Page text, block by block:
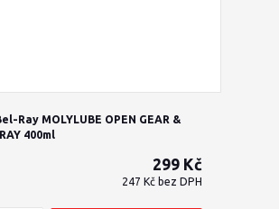
Ray MOLYLUBE OPEN GEAR &
400ml
299 Kč
247 Kč bez DPH